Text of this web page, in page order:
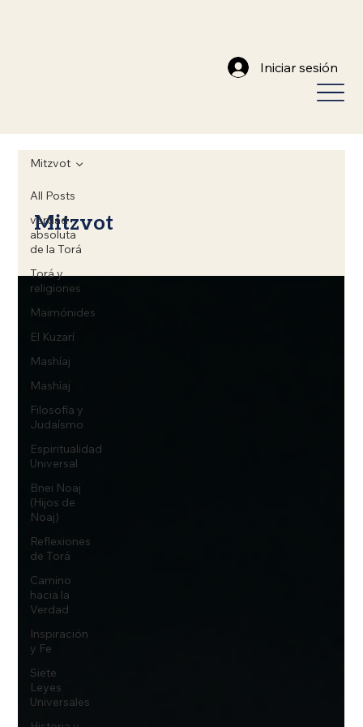
Iniciar sesión
All Posts
verdad
absoluta
de la Torá
Torá y
religiones
Maimónides
El Kuzarí
Mashíaj
Mashíaj
Filosofía y
Judaísmo
Espiritualidad
Universal
Bnei Noaj
(Hijos de
Noaj)
Reflexiones
de Torá
Camino
hacia la
Verdad
Inspiración
y Fe
Siete
Leyes
Universales
Mitzvot
Mitzvot